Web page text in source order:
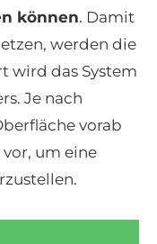
können. Damit
werden die
wird das System
Je nach
vorab
um eine